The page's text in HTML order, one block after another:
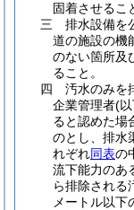
固着させるこ
三
排水設備を
道の施設の機
のない箇所及
ること。
四
汚水のみを
企業管理者(
ると認めた場
のとし、排水
れぞれ同表の
流下能力のあ
ら排除される
メートル以下